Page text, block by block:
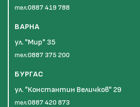
тел:0887 419 788
ВАРНА
ул. "Мир" 35
тел:0887 375 200
БУРГАС
ул. "Константин Величков" 29
тел:0887 420 873